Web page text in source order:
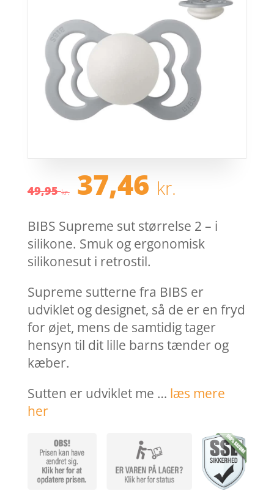
49,95kr. Den
oprindelige
var:
49,95 kr..
37,46 kr.
pris
er:
37,46
BIBS Supreme sut størrelse 2 – i
silikone. Smuk og ergonomisk
silikonesut i retrostil.
Supreme sutterne fra BIBS er
udviklet og designet, så de er en fryd
for øjet, mens de samtidig tager
hensyn til dit lille barns tænder og
kæber.
Sutten er udviklet me … læs mere
her